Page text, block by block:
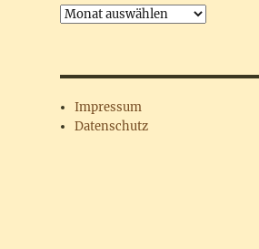
Archiv
Impressum
Datenschutz